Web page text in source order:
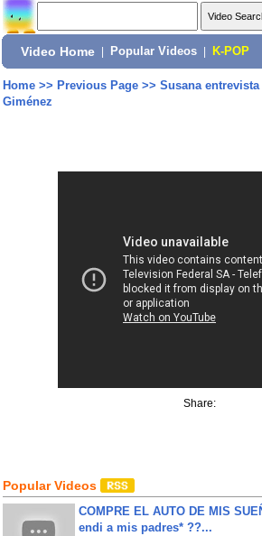
Video Home Popular Videos K-POP
Home>> Previous Page>> Susana
Giménez
Share:
Popular Videos
COMPRE EL AUTO DE MIS
endi a mis padres* ??...